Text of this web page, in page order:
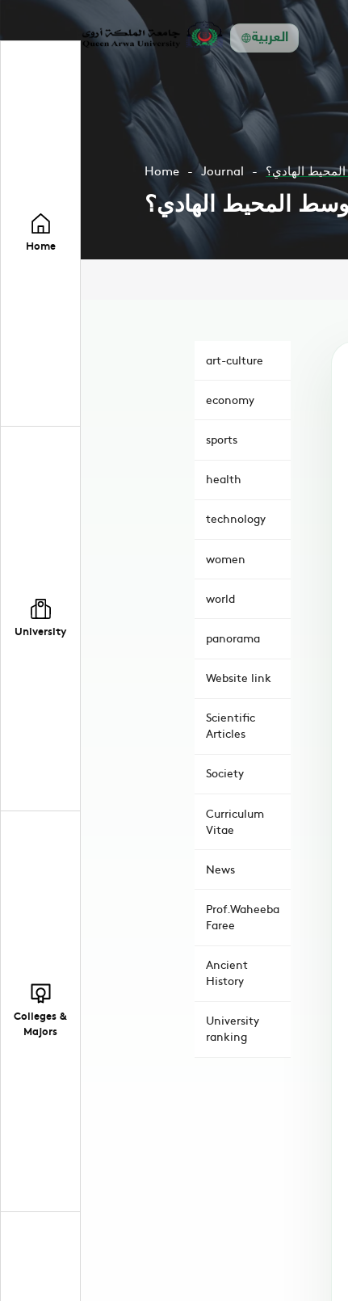
العربية
Home
University
Colleges &
Majors
Home Journal الهادي؟
المحيط الهادي؟
art-culture
economy
sports
health
technology
women
world
panorama
Website link
Scientific
Articles
Society
Curriculum
Vitae
News
Prof.Waheeba
Faree
Ancient
History
University
ranking